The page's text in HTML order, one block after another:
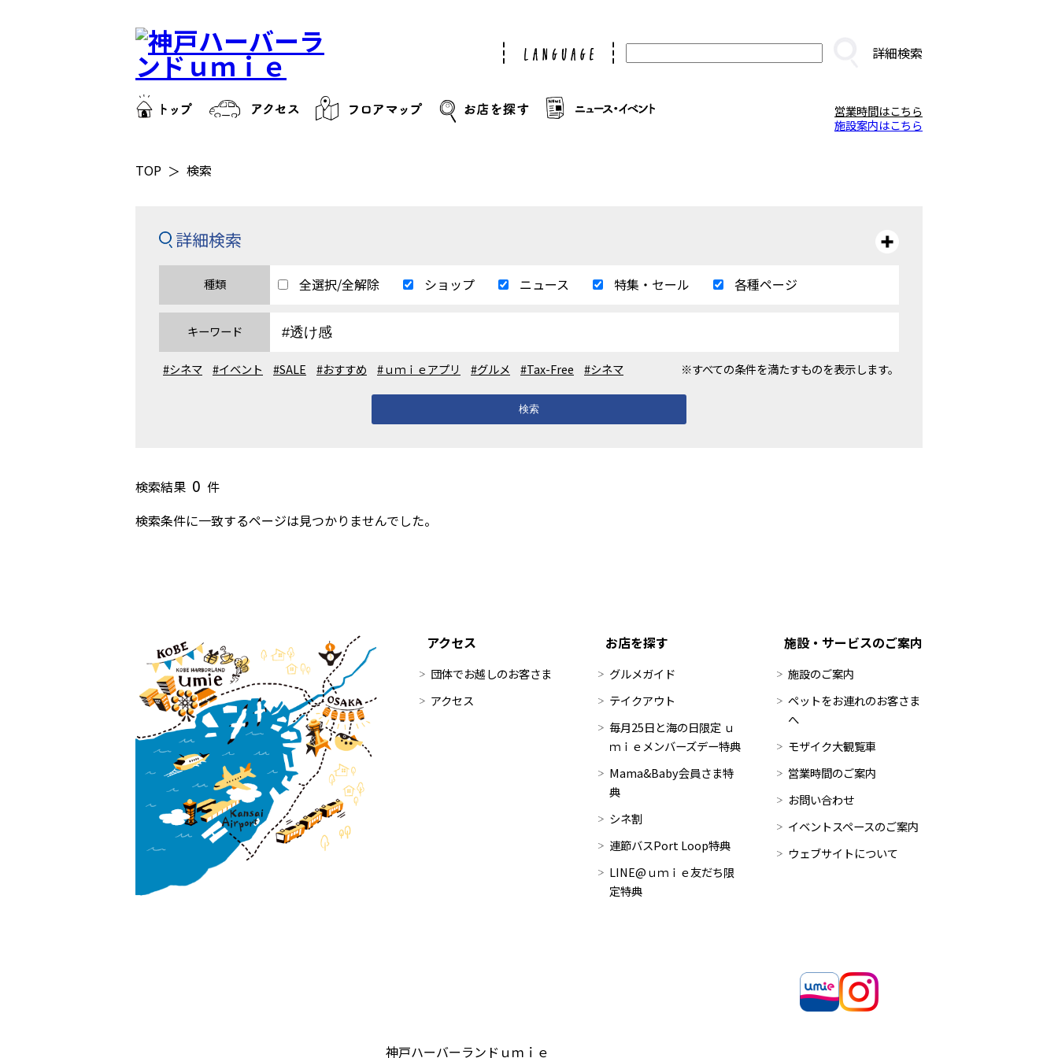
詳細検索
営業時間はこちら
施設案内はこちら
TOP 検索
詳細検索
種類 全選択/全解除 ショップ ニュース 特集・セール 各種ページ
キーワード
#シネマ #イベント #SALE #おすすめ #ｕｍｉｅアプリ #グルメ #Tax-Free #シネマ ※すべての条件を満たすものを表示します。
検索
検索結果 0 件
検索条件に一致するページは見つかりませんでした。
アクセス
団体でお越しのお客さま
アクセス
お店を探す
グルメガイド
テイクアウト
毎月25日と海の日限定 ｕ
ｍｉｅメンバーズデー特典
Mama&Baby会員さま特
典
シネ割
連節バスPort Loop特典
LINE@ｕｍｉｅ友だち限
定特典
施設・サービスのご案内
施設のご案内
ペットをお連れのお客さま
へ
モザイク大観覧車
営業時間のご案内
お問い合わせ
イベントスペースのご案内
ウェブサイトについて
神戸ハーバーランドｕｍｉｅ